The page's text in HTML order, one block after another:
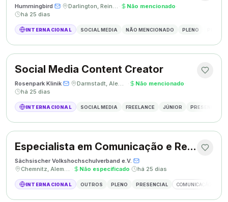
Hummingbird· · Darlington, Reino Unido · Não mencionado·
há 25 dias
INTERNACIONAL SOCIAL MEDIA NÃO MENCIONADO PLENO
Social Media Content Creator
Rosenpark Klinik· · Darmstadt, Alemanha · Não mencionado·
há 25 dias
INTERNACIONAL SOCIAL MEDIA FREELANCE JÚNIOR PRESENCIAL
Especialista em Comunicação e Relações Públicas
Sächsischer Volkshochschulverband e.V.·
·
Chemnitz, Alemanha · Não especificado· há 25 dias
INTERNACIONAL OUTROS PLENO PRESENCIAL COMUNICAÇÃO